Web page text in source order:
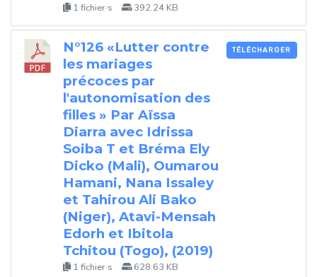
1 fichier·s 392.24 KB
N°126 «Lutter contre
les mariages
précoces par
l'autonomisation des
filles » Par Aïssa
Diarra avec Idrissa
Soiba T et Bréma Ely
Dicko (Mali), Oumarou
Hamani, Nana Issaley
et Tahirou Ali Bako
(Niger), Atavi-Mensah
Edorh et Ibitola
Tchitou (Togo), (2019)
1 fichier·s 628.63 KB
TÉLÉCHARGER